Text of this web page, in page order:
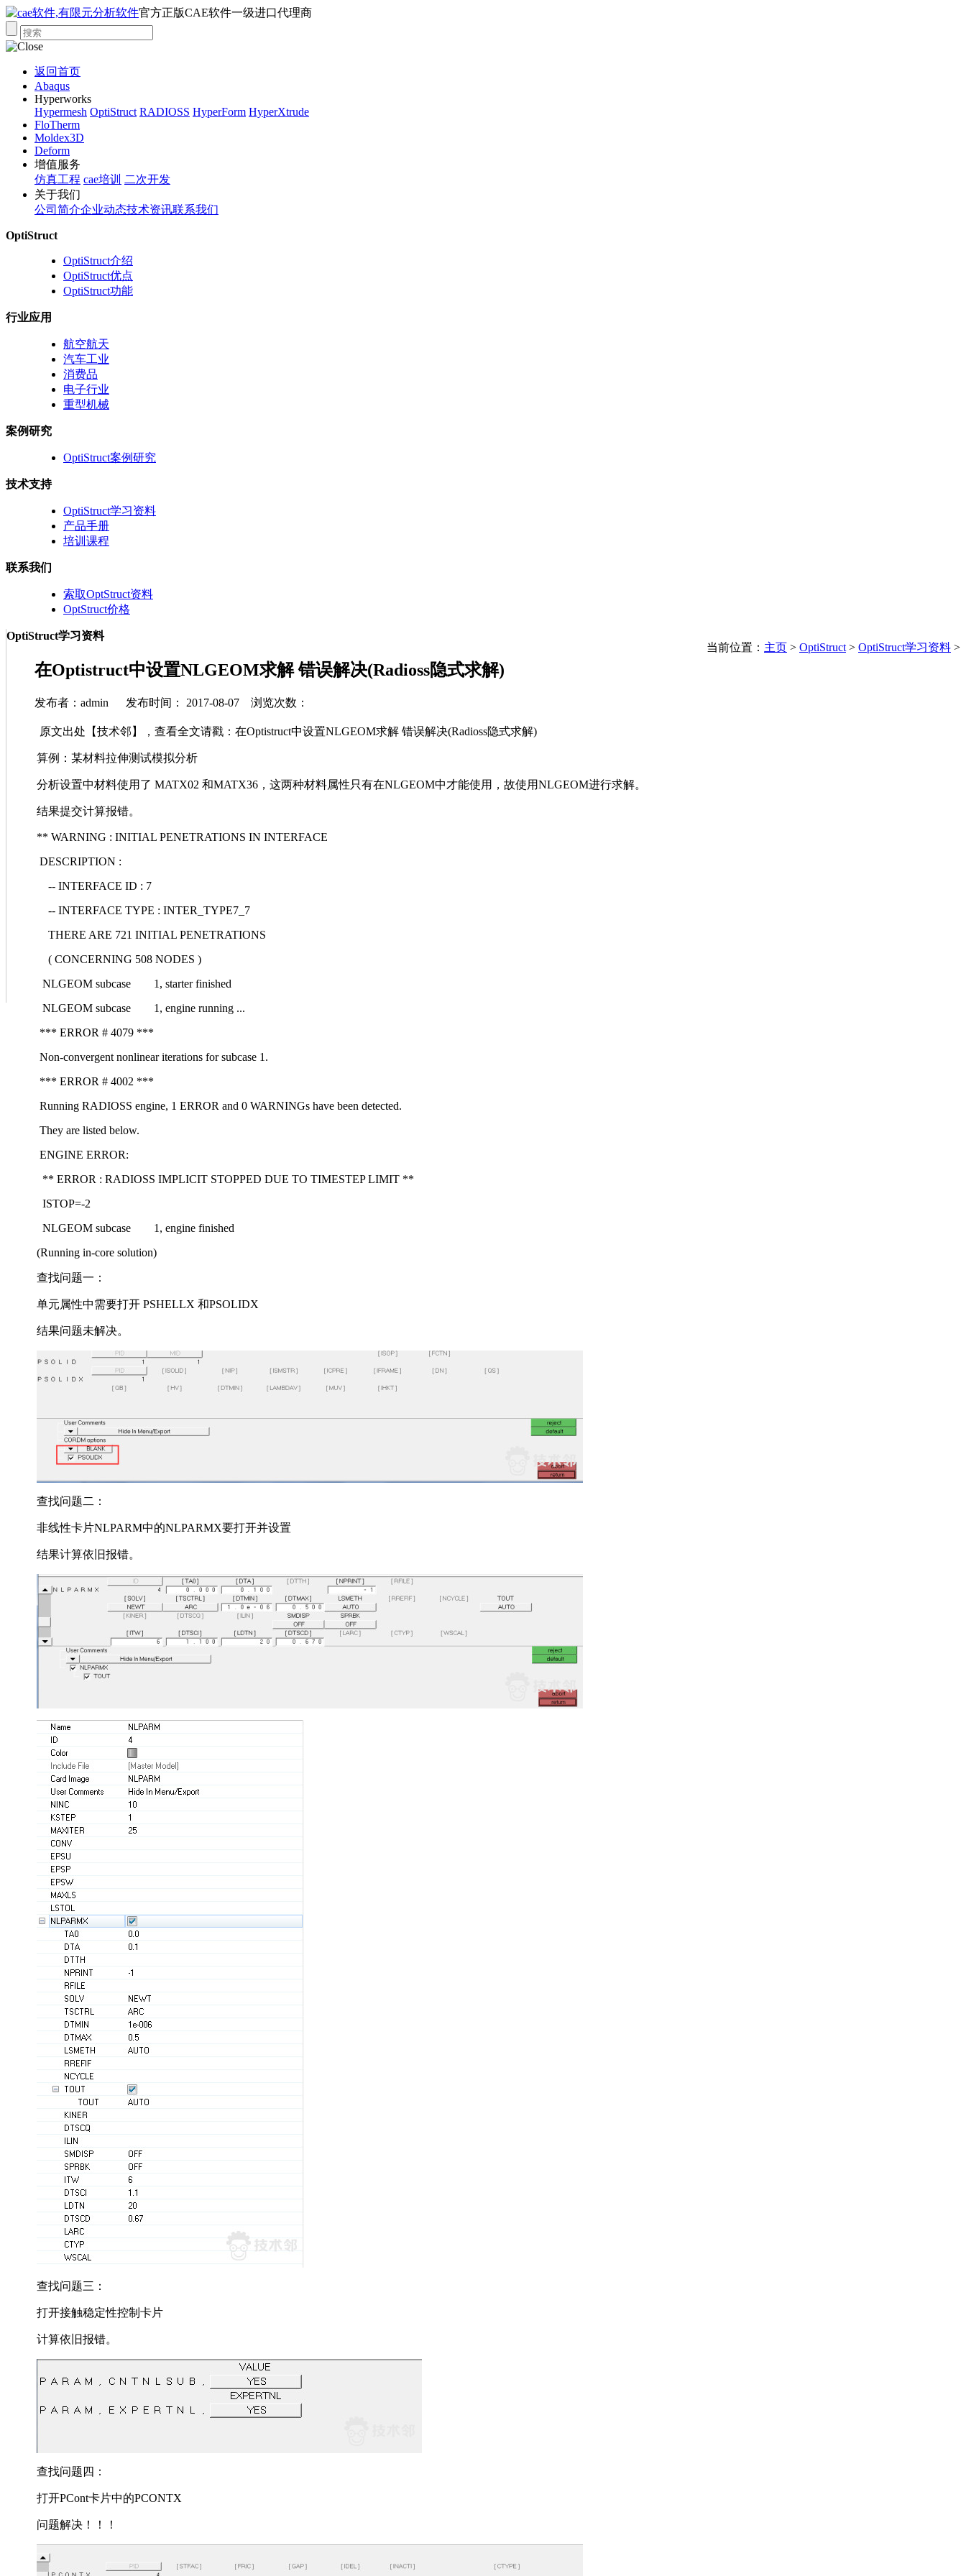
官方正版CAE软件一级进口代理商
返回首页
Abaqus
Hyperworks
Hypermesh OptiStruct RADIOSS HyperForm HyperXtrude
FloTherm
Moldex3D
Deform
增值服务
仿真工程 cae培训
二次开发
关于我们
公司简介企业动态技术资讯联系我们
OptiStruct
OptiStruct介绍
OptiStruct优点
OptiStruct功能
行业应用
航空航天
汽车工业
消费品
电子行业
重型机械
案例研究
OptiStruct案例研究
技术支持
OptiStruct学习资料
产品手册
培训课程
联系我们
索取OptStruct资料
OptStruct价格
OptiStruct学习资料
当前位置： 主页 > OptiStruct > OptiStruct学习资料 >
在Optistruct中设置NLGEOM求解 错误解决(Radioss隐式求解)
发布者：admin 发布时间： 2017-08-07 浏览次数：
原文出处【技术邻】，查看全文请戳：在Optistruct中设置NLGEOM求解 错误解决(Radioss隐式求解)
算例：某材料拉伸测试模拟分析
分析设置中材料使用了 MATX02 和MATX36，这两种材料属性只有在NLGEOM中才能使用，故使用NLGEOM进行求解。
结果提交计算报错。
** WARNING : INITIAL PENETRATIONS IN INTERFACE
DESCRIPTION :
-- INTERFACE ID : 7
-- INTERFACE TYPE : INTER_TYPE7_7
THERE ARE 721 INITIAL PENETRATIONS
( CONCERNING 508 NODES )
NLGEOM subcase
1, starter finished
NLGEOM subcase
1, engine running ...
*** ERROR # 4079 ***
Non-convergent nonlinear iterations for subcase 1.
*** ERROR # 4002 ***
Running RADIOSS engine, 1 ERROR and 0 WARNINGs have been detected.
They are listed below.
ENGINE ERROR:
** ERROR : RADIOSS IMPLICIT STOPPED DUE TO TIMESTEP LIMIT **
ISTOP=-2
NLGEOM subcase
1, engine finished
(Running in-core solution)
查找问题一：
单元属性中需要打开 PSHELLX 和PSOLIDX
结果问题未解决。
查找问题二：
非线性卡片NLPARM中的NLPARMX要打开并设置
结果计算依旧报错。
查找问题三：
打开接触稳定性控制卡片
计算依旧报错。
查找问题四：
打开PCont卡片中的PCONTX
问题解决！！！